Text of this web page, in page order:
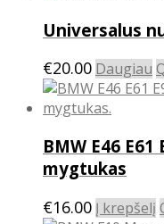
Universalus
€20.00 Daugiau
BMW E46
mygtukas
€16.00 Į krepšelį